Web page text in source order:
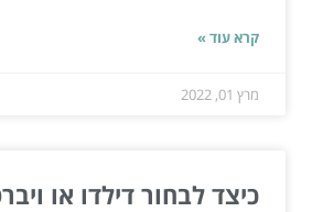
קרא עוד »
מרץ 01, 2022
כיצד לבחור דילדו או